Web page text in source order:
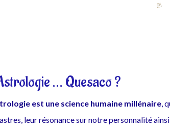
… Quesaco ?
est une science humaine millénaire ,
leur résonance sur notre personnalité